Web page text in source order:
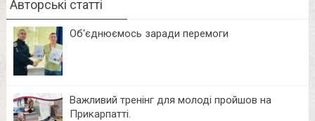
Авторські статті
Об‘єднюємось заради перемоги
Важливий тренінг для молоді пройшов на
Прикарпатті.